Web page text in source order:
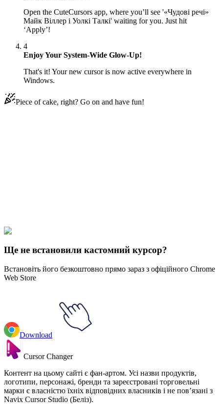
Open the CuteCursors app, where you’ll see '«Чудові речі»
Майк Віллер і Уолкі Талкі' waiting for you. Just hit
‘Apply’!
4
Enjoy Your System-Wide Glow-Up!
That's it! Your new cursor is now active everywhere in
Windows.
Piece of cake, right? Go on and have fun!
Незвичайні речі
& Walkie Talkie
Ще не встановили кастомний курсор?
Встановіть його безкоштовно прямо зараз з офіційного Chrome
Web Store
Download
Cursor Changer
Контент на цьому сайті є фан-артом. Усі назви продуктів,
логотипи, персонажі, бренди та зареєстровані торговельні
марки є власністю їхніх відповідних власників і не пов’язані з
Navix Cursor Studio (Беліз).